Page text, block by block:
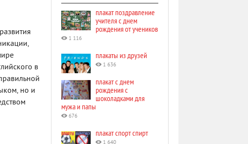
в
но и
плакат поздравление
учителя с днем
рождения от учеников
1 116
плакаты из друзей
1 636
плакат с днем
рождения с
шоколадками для
мужа и папы
676
плакат спорт спирт
1 640